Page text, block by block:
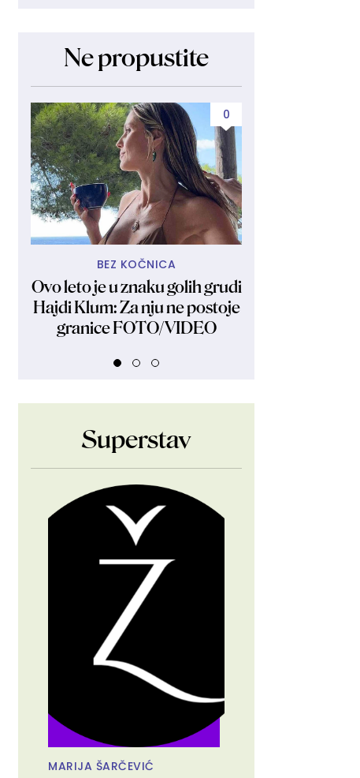
Ne propustite
0
BEZ KOČNICA
Ovo leto je u znaku golih grudi
Hajdi Klum: Za nju ne postoje
granice FOTO/VIDEO
Superstav
MARIJA ŠARČEVIĆ